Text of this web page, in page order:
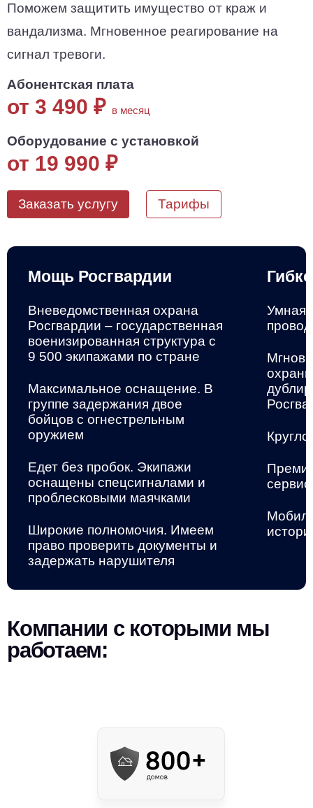
Поможем защитить имущество от краж и
вандализма. Мгновенное реагирование на
сигнал тревоги.
Абонентская плата
от 3 490 ₽ в месяц
Оборудование с установкой
от 19 990 ₽
Заказать услугу Тарифы
Мощь Росгвардии
Вневедомственная охрана
Росгвардии – государственная
военизированная структура с
9 500 экипажами по стране
Максимальное оснащение. В
группе задержания двое
бойцов с огнестрельным
оружием
Едет без пробок. Экипажи
оснащены спецсигналами и
проблесковыми маячками
Широкие полномочия. Имеем
право проверить документы и
задержать нарушителя
Умная
сервис
Компании с которыми мы
работаем: